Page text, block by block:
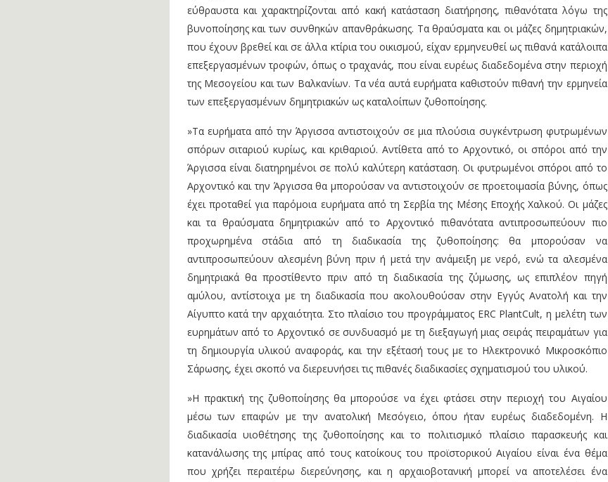
εύθραυστα και χαρακτηρίζονται από κακή κατάσταση διατήρησης, πιθανότατα λόγω της
βυνοποίησης και των συνθηκών απανθράκωσης. Τα θραύσματα και οι μάζες δημητριακών,
που έχουν βρεθεί και σε άλλα κτίρια του οικισμού, είχαν ερμηνευθεί ως πιθανά κατάλοιπα
επεξεργασμένων τροφών, όπως ο τραχανάς, που είναι ευρέως διαδεδομένα στην περιοχή
της Μεσογείου και των Βαλκανίων. Τα νέα αυτά ευρήματα καθιστούν πιθανή την ερμηνεία
των επεξεργασμένων δημητριακών ως καταλοίπων ζυθοποίησης.
»Τα ευρήματα από την Άργισσα αντιστοιχούν σε μια πλούσια συγκέντρωση φυτρωμένων
σπόρων σιταριού κυρίως, και κριθαριού. Αντίθετα από το Αρχοντικό, οι σπόροι από την
Άργισσα είναι διατηρημένοι σε πολύ καλύτερη κατάσταση. Οι φυτρωμένοι σπόροι από το
Αρχοντικό και την Άργισσα θα μπορούσαν να αντιστοιχούν σε προετοιμασία βύνης, όπως
έχει προταθεί για παρόμοια ευρήματα από τη Σερβία της Μέσης Εποχής Χαλκού. Οι μάζες
και τα θραύσματα δημητριακών από το Αρχοντικό πιθανότατα αντιπροσωπεύουν πιο
προχωρημένα στάδια από τη διαδικασία της ζυθοποίησης: θα μπορούσαν να
αντιπροσωπεύουν αλεσμένη βύνη πριν ή μετά την ανάμειξη με νερό, ενώ τα αλεσμένα
δημητριακά θα προστίθεντο πριν από τη διαδικασία της ζύμωσης, ως επιπλέον πηγή
αμύλου, αντίστοιχα με τη διαδικασία που ακολουθούσαν στην Εγγύς Ανατολή και την
Αίγυπτο κατά την αρχαιότητα. Στο πλαίσιο του προγράμματος ERC PlantCult, η μελέτη των
ευρημάτων από το Αρχοντικό σε συνδυασμό με τη διεξαγωγή μιας σειράς πειραμάτων για
τη δημιουργία υλικού αναφοράς, και την εξέτασή τους με το Ηλεκτρονικό Μικροσκόπιο
Σάρωσης, έχει σκοπό να διερευνήσει τις πιθανές διαδικασίες σχηματισμού του υλικού.
»Η πρακτική της ζυθοποίησης θα μπορούσε να έχει φτάσει στην περιοχή του Αιγαίου
μέσω των επαφών με την ανατολική Μεσόγειο, όπου ήταν ευρέως διαδεδομένη. Η
διαδικασία υιοθέτησης της ζυθοποίησης και το πολιτισμικό πλαίσιο παρασκευής και
κατανάλωσης της μπίρας από τους κατοίκους του προϊστορικού Αιγαίου είναι ένα θέμα
που χρήζει περαιτέρω διερεύνησης, και η αρχαιοβοτανική μπορεί να αποτελέσει ένα